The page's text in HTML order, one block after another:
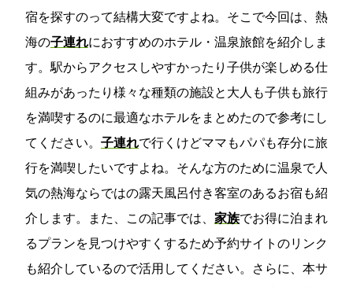
宿を探すのって結構大変ですよね。そこで今回は、熱
海の子連れにおすすめのホテル・温泉旅館を紹介しま
す。駅からアクセスしやすかったり子供が楽しめる仕
組みがあったり様々な種類の施設と大人も子供も旅行
を満喫するのに最適なホテルをまとめたので参考にし
てください。 子連れで行くけどママもパパも存分に旅
行を満喫したいですよね。そんな方のために温泉で人
気の熱海ならではの露天風呂付き客室のあるお宿も紹
介します。また、この記事では、 家族でお得に泊まれ
るプランを見つけやすくするため予約サイトのリンク
も紹介しているので活用してください。さらに、本サ